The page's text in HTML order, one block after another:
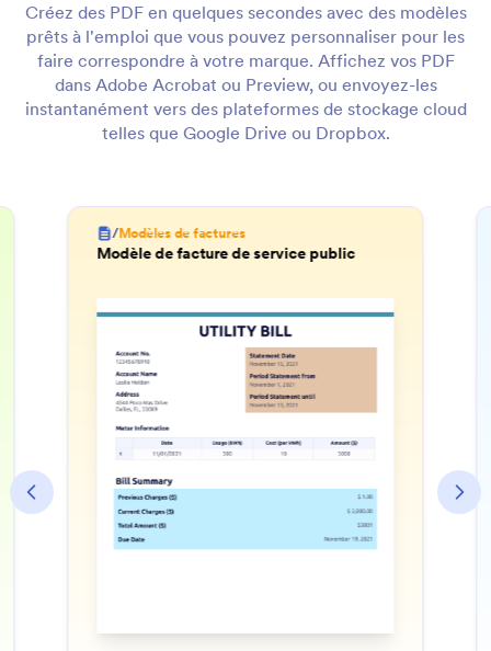
Créez des PDF en quelques secondes avec des modèles
prêts à l'emploi que vous pouvez personnaliser pour les
faire correspondre à votre marque. Affichez vos PDF
dans Adobe Acrobat ou Preview, ou envoyez-les
instantanément vers des plateformes de stockage cloud
telles que Google Drive ou Dropbox.
/Modèles de factures
Modèle de facture de service public